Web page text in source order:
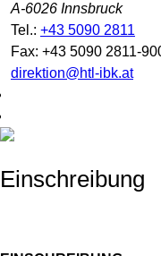
A-6026 Innsbruck
Tel.: +43 5090 2811
Fax: +43 5090 2811-
direktion@htl-ibk.at
Einschreibung